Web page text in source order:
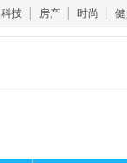
科技 房产 时尚